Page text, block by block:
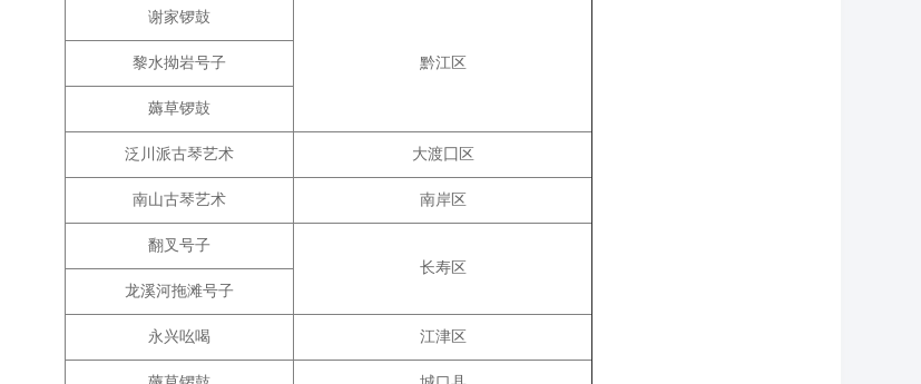
谢家锣鼓
黔江区
黎水拗岩号子
薅草锣鼓
泛川派古琴艺术 大渡囗区
南山古琴艺术 南岸区
翻叉号子
长寿区
龙溪河拖滩号子
永兴吆喝 江津区